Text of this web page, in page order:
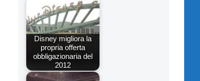
Disney migliora la
propria offerta
obbligazionaria del
2012